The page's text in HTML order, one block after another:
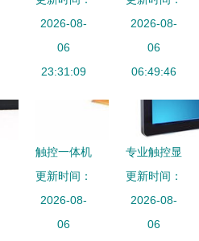
重新定义人
机交互的跨
界新标杆
2026-08-
06
23:31:09
跃的产品体
验现场实录
2026-08-
06
06:49:46
触控一体机
产品新旧排
序查询指南
（第3页 第
更新时间：
2026-08-
06
专业触控显
示终端放心
之选 HKR
BCM22037
更新时间：
2026-08-
06